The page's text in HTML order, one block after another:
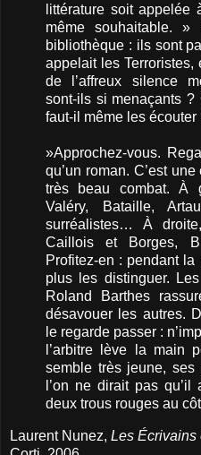
littérature soit appelée
même souhaitable. »
bibliothèque : ils sont
appelait les
de l’affreux silence
sont-ils si menaçants ?
faut-il même les écouter
»Approchez-vous.
qu’un roman. C’est
très beau combat. À
Valéry, Bataille,
surréalistes… À
Caillois et Borges,
Profitez-en : pendant
plus les distinguer.
Roland Barthes
désavouer les autres.
le regarde passer :
l’arbitre lève la main
semble très jeune,
l’on ne dirait pas
deux trous rouges au
Laurent Nunez, Les Écrivains